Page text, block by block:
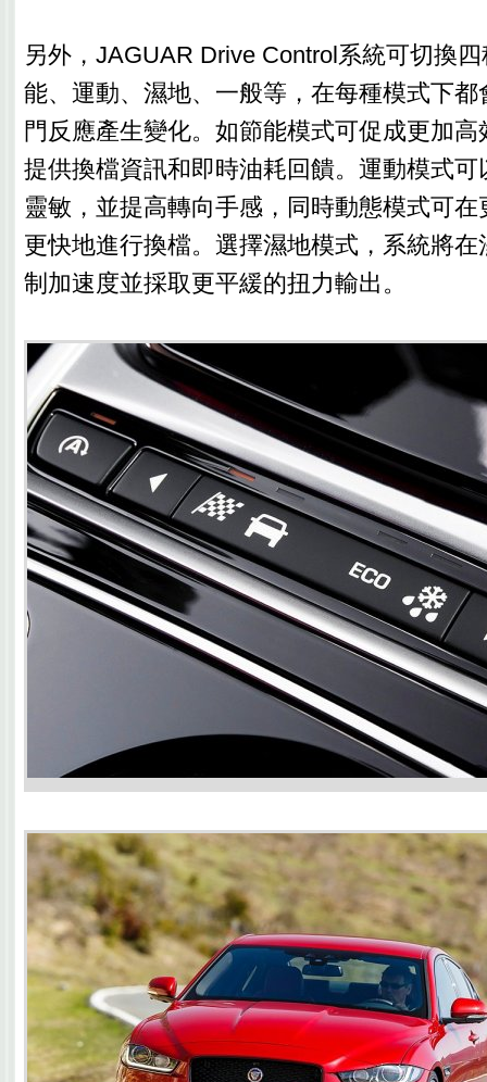
另外，JAGUAR Drive Control系統可切換
能、運動、濕地、一般等，在每種模式下
門反應產生變化。如節能模式可促成更加
提供換檔資訊和即時油耗回饋。運動模式
靈敏，並提高轉向手感，同時動態模式可
更快地進行換檔。選擇濕地模式，系統將
制加速度並採取更平緩的扭力輸出。